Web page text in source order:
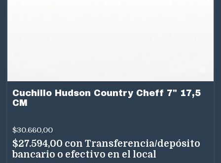
Cuchillo Hudson Country Cheff 7" 17,5
CM
$30.660,00
$27.594,00 con Transferencia/depósito
bancario o efectivo en el local